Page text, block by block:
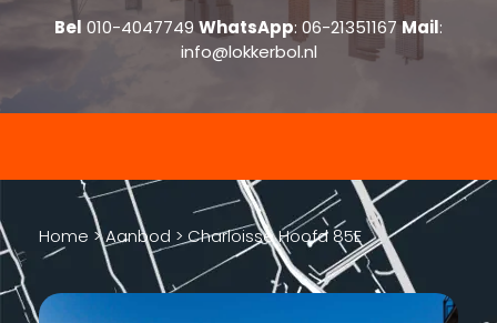
Bel 010-4047749 WhatsApp: 06-21351167 Mail:
info@lokkerbol.nl
Home >Aanbod >Charloisse Hoofd 85E